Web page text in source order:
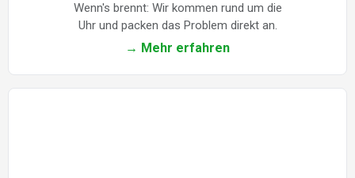
Wenn's brennt: Wir kommen rund um die
Uhr und packen das Problem direkt an.
→ Mehr erfahren